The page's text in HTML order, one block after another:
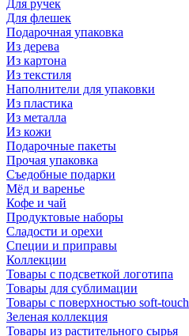
Для ручек
Для флешек
Подарочная упаковка
Из дерева
Из картона
Из текстиля
Наполнители для упаковки
Из пластика
Из металла
Из кожи
Подарочные пакеты
Прочая упаковка
Съедобные подарки
Мёд и варенье
Кофе и чай
Продуктовые наборы
Сладости и орехи
Специи и приправы
Коллекции
Товары с подсветкой логотипа
Товары для сублимации
Товары с поверхностью soft-touch
Зеленая коллекция
Товары из растительного сырья